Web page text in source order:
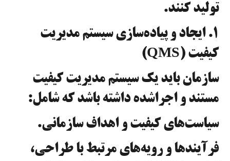
تولید کنند.
۱. ایجاد و پیاده‌سازی سیستم مدیریت
کیفیت (QMS)
سازمان باید یک سیستم مدیریت کیفیت
مستند و اجراشده داشته باشد که شامل:
سیاست‌های کیفیت و اهداف سازمانی.
فرآیندها و رویه‌های مرتبط با طراحی،